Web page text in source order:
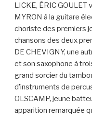
LICKE, ÉRIC GOULET
MYRON à la guitare
choriste des premiers
chansons des deux
DE CHEVIGNY, une
et son saxophone à
grand sorcier du
d’instruments de
OLSCAMP, jeune
apparition remarquée